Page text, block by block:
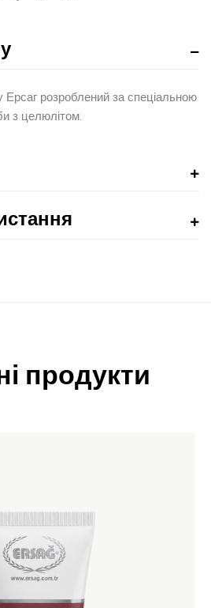
Ерсаг розроблений за спеціальною
з целюлітом.
продукти